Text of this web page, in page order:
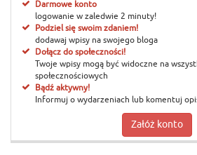
Darmowe konto
logowanie w zaledwie 2 minuty!
Podziel się swoim zdaniem!
dodawaj wpisy na swojego bloga
Dołącz do społeczności!
Twoje wpisy mogą być widoczne na
społecznościowych
Bądź aktywny!
Informuj o wydarzeniach lub komentuj
Załóż konto